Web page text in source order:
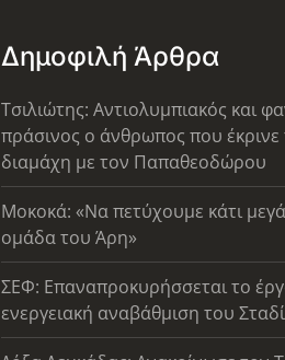
Δημοφιλή Άρθρα
Τσιλιώτης: Αντιολυμπιακός και
πράσινος ο άνθρωπος που έκρινε
διαμάχη με τον Παπαθεοδώρου
Μοκοκά: «Να πετύχουμε κάτι
ομάδα του Άρη»
ΣΕΦ: Επαναπροκυρήσσεται το
ενεργειακή αναβάθμιση του